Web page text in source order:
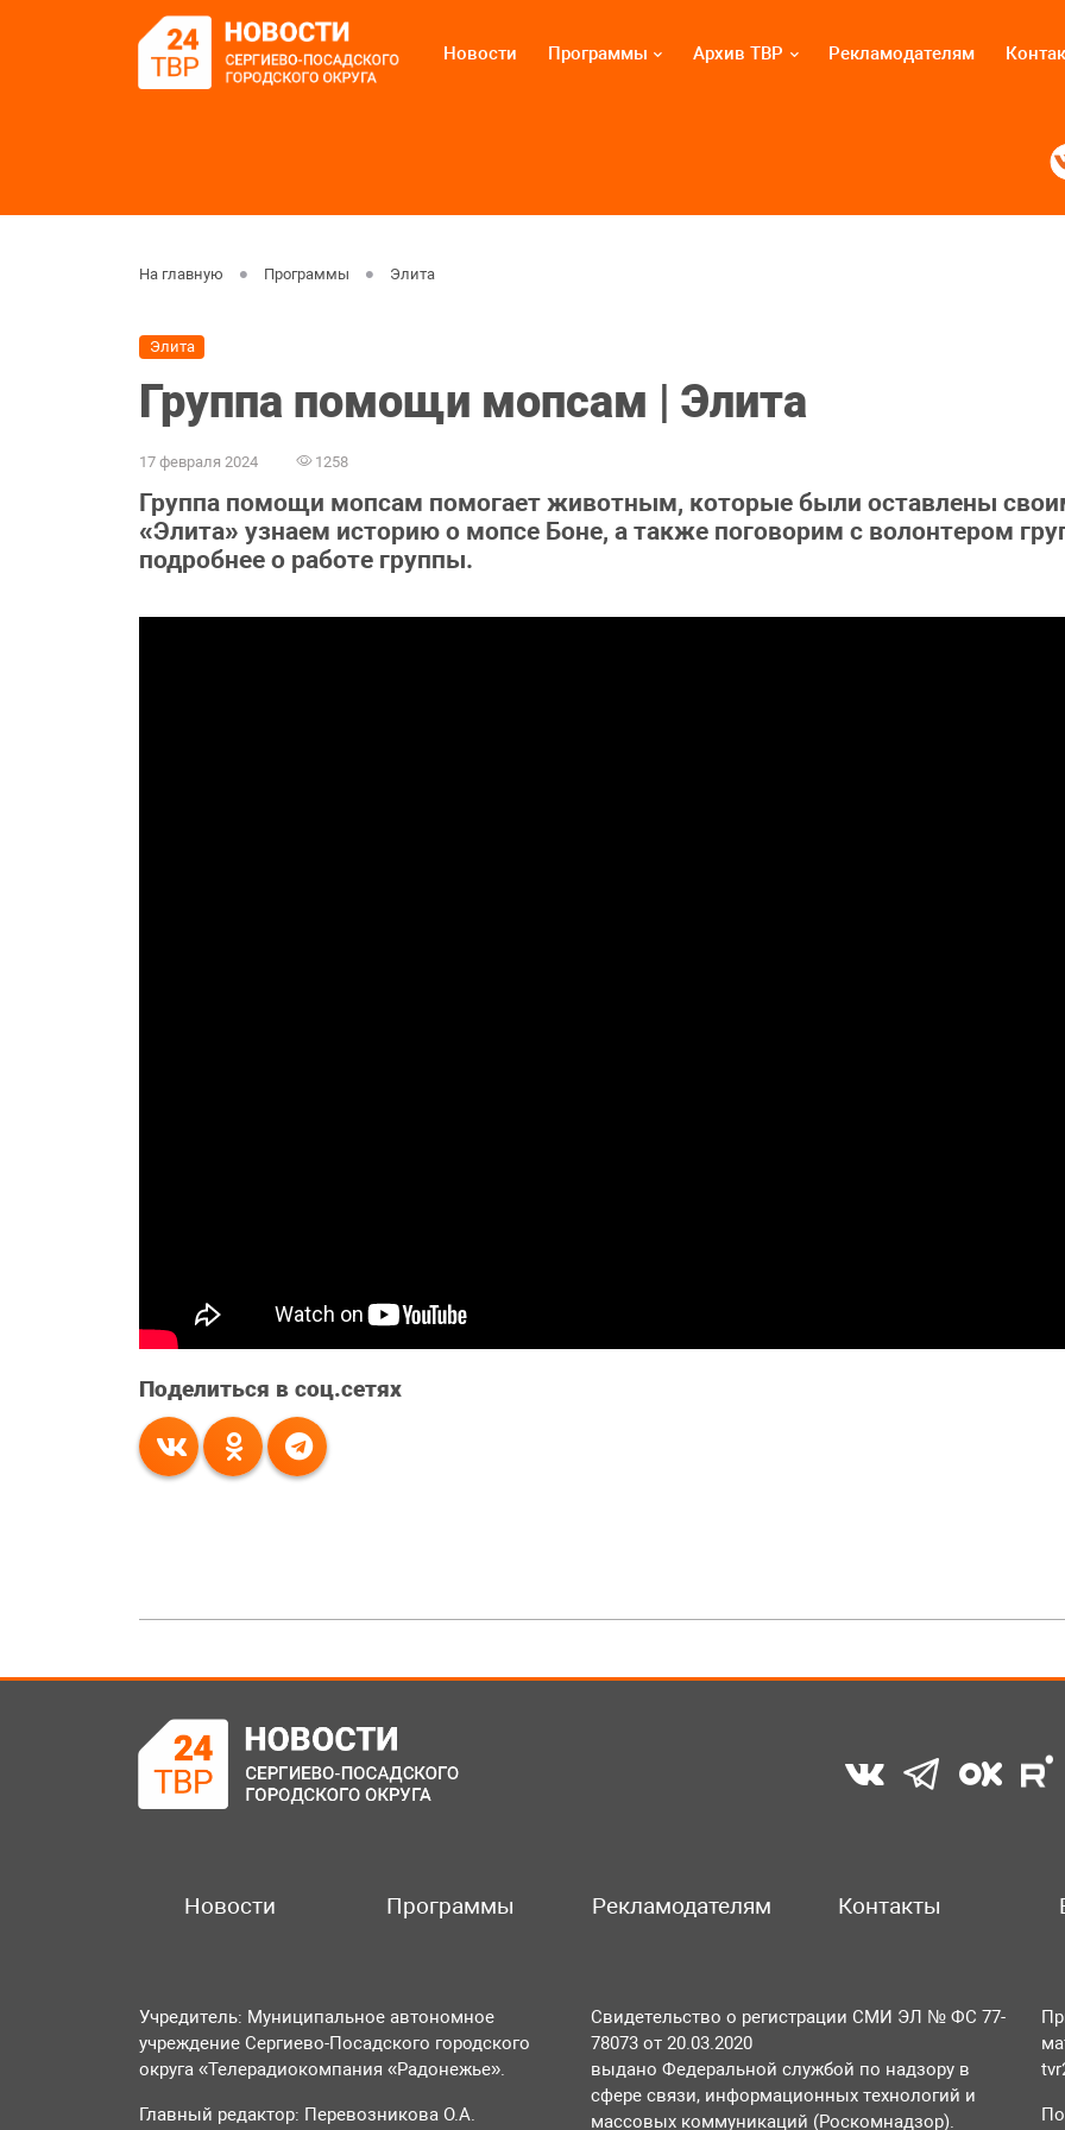
Новости Программы Архив ТВР Рекламодателям
На главную Программы Элита
Элита
Группа помощи мопсам | Элита
17 февраля 2024 1258
Группа помощи мопсам помогает животным, которые были оставлены
«Элита» узнаем историю о мопсе Боне, а также поговорим с волонтером
подробнее о работе группы.
Поделиться в соц.сетях
Новости Программы Рекламодателям Контакты
Учредитель: Муниципальное автономное
учреждение Сергиево-Посадского городского
округа «Телерадиокомпания «Радонежье».
Главный редактор: Перевозникова О.А.
Свидетельство о регистрации СМИ ЭЛ № ФС 77-
78073 от 20.03.2020
выдано Федеральной службой по надзору в
сфере связи, информационных технологий и
массовых коммуникаций (Роскомнадзор).